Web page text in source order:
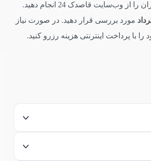
خود در نظر گرفته‌اید یا دغدغه رزرو بلیط برگشت بندرعباس به تهران را دارید؟ تمامی این دغدغه‌ها برای شما حل می‌شود اگر خرید بلیط قطار بندرعباس به تهران را از وب‌سایت قاصدک 24 انجام دهید.
مورد بررسی قرار دهید. در صورت نیاز
با پرداخت اینترنتی هزینه رزرو کنید.